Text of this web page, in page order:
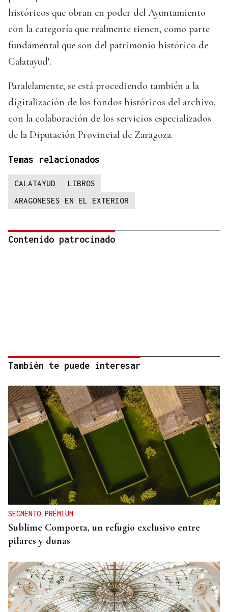
históricos que obran en poder del Ayuntamiento
con la categoría que realmente tienen, como parte
fundamental que son del patrimonio histórico de
Calatayud'.
Paralelamente, se está procediendo también a la
digitalización de los fondos históricos del archivo,
con la colaboración de los servicios especializados
de la Diputación Provincial de Zaragoza.
Temas relacionados
CALATAYUD
LIBROS
ARAGONESES EN EL EXTERIOR
Contenido patrocinado
También te puede interesar
SEGMENTO PRÉMIUM
Sublime Comporta, un refugio exclusivo entre
pilares y dunas